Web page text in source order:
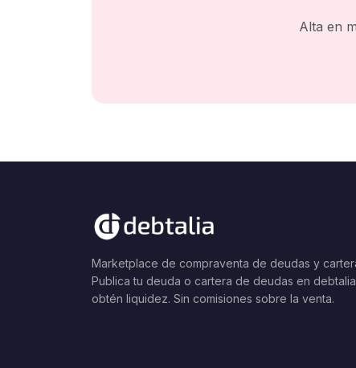
Alta en
Marketplace de compraventa de deudas y
Publica tu deuda o cartera de deudas en
obtén liquidez. Sin comisiones sobre la venta.